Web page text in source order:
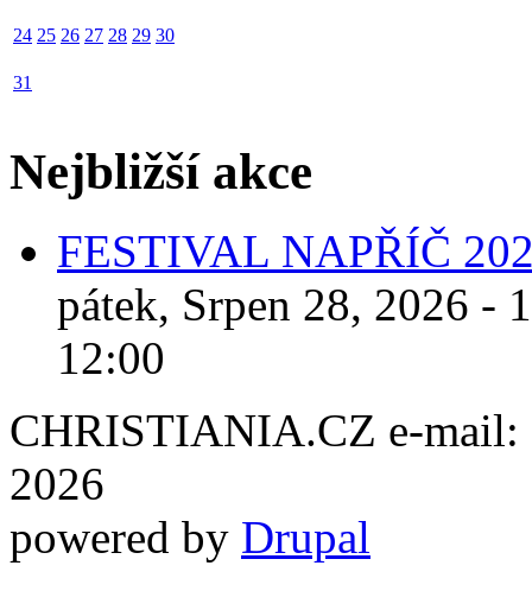
24 25 26 27 28 29 30
31
Nejbližší akce
FESTIVAL NAPŘÍČ
pátek, Srpen 28, 2026 -
12:00
CHRISTIANIA.CZ e-mail:
2026
powered by Drupal